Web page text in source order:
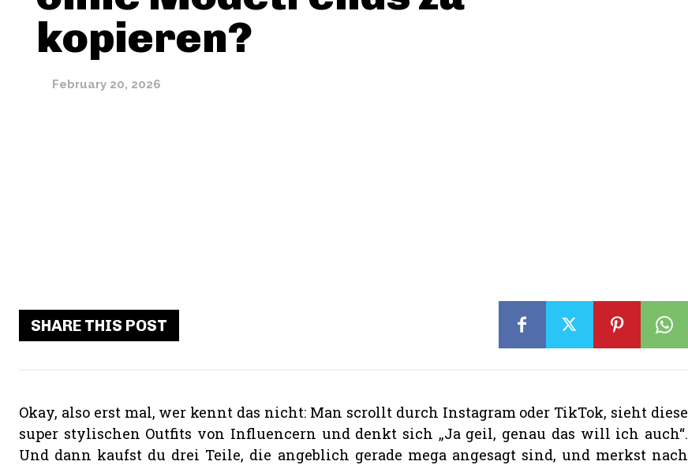
kopieren?
February 20, 2026
SHARE THIS POST
Okay, also erst mal, wer kennt das nicht: Man scrollt durch Instagram oder TikTok, sieht diese
super stylischen Outfits von Influencern und denkt sich „Ja geil, genau das will ich auch“.
Und dann kaufst du drei Teile, die angeblich gerade mega angesagt sind, und merkst nach